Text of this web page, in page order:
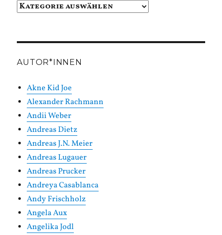
Beiträge
AUTOR*INNEN
Akne Kid Joe
Alexander Rachmann
Andii Weber
Andreas Dietz
Andreas J.N. Meier
Andreas Lugauer
Andreas Prucker
Andreya Casablanca
Andy Frischholz
Angela Aux
Angelika Jodl